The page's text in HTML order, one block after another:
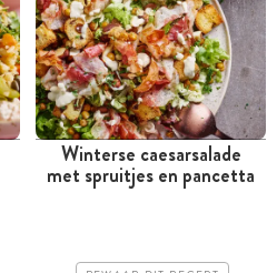
Minder dan 30 minuten
Winterse caesarsalade
met spruitjes en pancetta